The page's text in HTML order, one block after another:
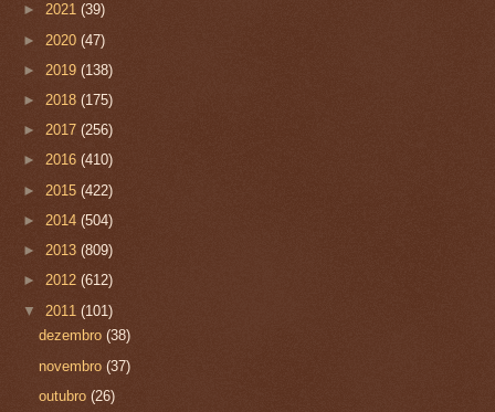
► 2021 (39)
► 2020 (47)
► 2019 (138)
► 2018 (175)
► 2017 (256)
► 2016 (410)
► 2015 (422)
► 2014 (504)
► 2013 (809)
► 2012 (612)
▼ 2011 (101)
dezembro(38)
novembro(37)
outubro(26)